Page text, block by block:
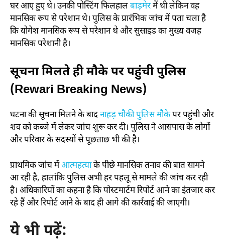
घर आए हुए थे। उनकी पोस्टिंग फिलहालबाड़मेरमें थी लेकिन वह
मानसिक रूप से परेशान थे। पुलिस के प्रारंभिक जांच में पता चला है
कि योगेश मानसिक रूप से परेशान थे और सुसाइड का मुख्य वजह
मानसिक परेशानी है।
सूचना मिलते ही मौके पर पहुंची पुलिस
(Rewari Breaking News)
घटना की सूचना मिलने के बादनाहड़ चौकी पुलिस मौकेपर पहुंची और
शव को कब्जे में लेकर जांच शुरू कर दी। पुलिस ने आसपास के लोगों
और परिवार के सदस्यों से पूछताछ भी की है।
प्राथमिक जांच मेंआत्महत्याके पीछे मानसिक तनाव की बात सामने
आ रही है, हालांकि पुलिस अभी हर पहलू से मामले की जांच कर रही
है। अधिकारियों का कहना है कि पोस्टमार्टम रिपोर्ट आने का इंतजार कर
रहे हैं और रिपोर्ट आने के बाद ही आगे की कार्रवाई की जाएगी।
ये भी पढ़ें: